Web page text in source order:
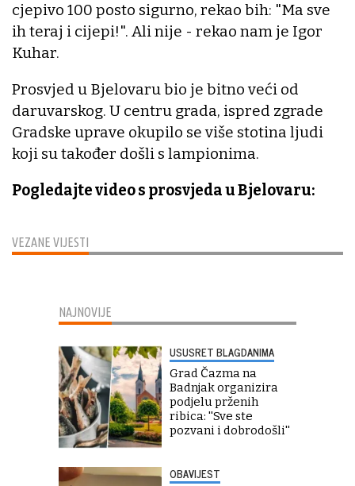
VEZANE VIJESTI
cjepivo 100 posto sigurno, rekao bih: "Ma sve
ih teraj i cijepi!". Ali nije - rekao nam je Igor
Kuhar.
Prosvjed u Bjelovaru bio je bitno veći od
daruvarskog. U centru grada, ispred zgrade
Gradske uprave okupilo se više stotina ljudi
koji su također došli s lampionima.
Pogledajte video s prosvjeda u Bjelovaru:
NAJNOVIJE
USUSRET BLAGDANIMA
Grad Čazma na
Badnjak organizira
podjelu prženih
ribica: ''Sve ste
pozvani i dobrodošli''
OBAVIJEST